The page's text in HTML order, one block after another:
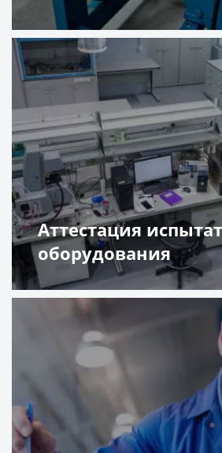
Подробнее
Аттестация
оборудования
Подробнее